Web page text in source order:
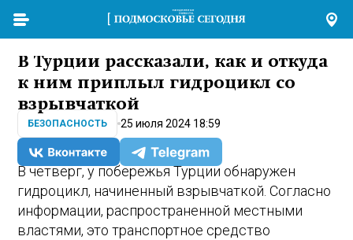
В Турции рассказали, как и откуда
к ним приплыл гидроцикл со
взрывчаткой
БЕЗОПАСНОСТЬ 25 июля 2024 18:59
В четверг, у побережья Турции обнаружен
гидроцикл, начиненный взрывчаткой. Согласно
информации, распространенной местными
властями, это транспортное средство